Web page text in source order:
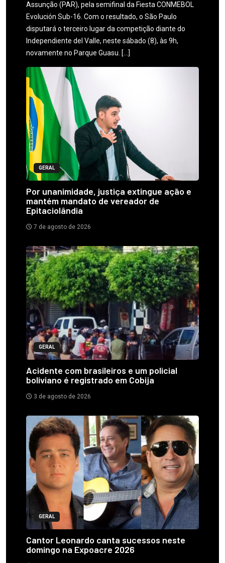
Assunção (PAR), pela semifinal da Fiesta CONMEBOL
Evolución Sub-16. Com o resultado, o São Paulo
disputará o terceiro lugar da competição diante do
Independiente del Valle, neste sábado (8), às 9h,
novamente no Parque Guasu. […]
GERAL
Por unanimidade, justiça extingue ação e
mantém mandato de vereador de
Epitaciolândia
7 de agosto de 2026
GERAL
Acidente com brasileiros e um policial
boliviano é registrado em Cobija
3 de agosto de 2026
GERAL
Cantor Leonardo canta sucessos neste
domingo na Expoacre 2026